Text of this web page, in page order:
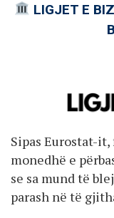
LIGJET E
Sipas Eurostat-
monedhë e
se sa mund të
parash në të